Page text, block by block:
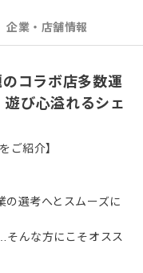
企業・店舗情報
コラボ店多数運
び心溢れるシェ
ご紹介】
の選考へとスムーズに
んな方にこそオスス